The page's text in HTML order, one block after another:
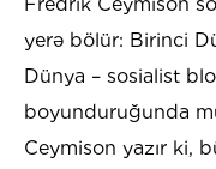
yerə bölür: Birinci
Dünya – sosialist
boyunduruğunda
Ceymison yazır ki,